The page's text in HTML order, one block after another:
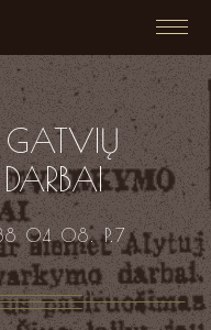
GATVIŲ
04 08. P.7